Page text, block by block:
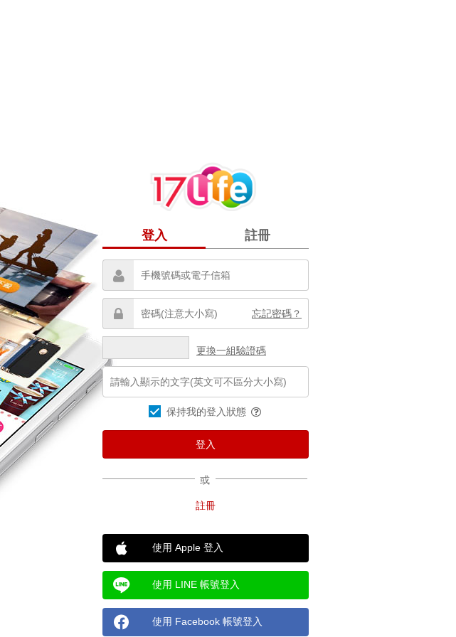
登入 註冊
忘記密碼？
更換一組驗證碼
保持我的登入狀態
或
使用 Apple 登入
使用 LINE 帳號登入
使用 Facebook 帳號登入